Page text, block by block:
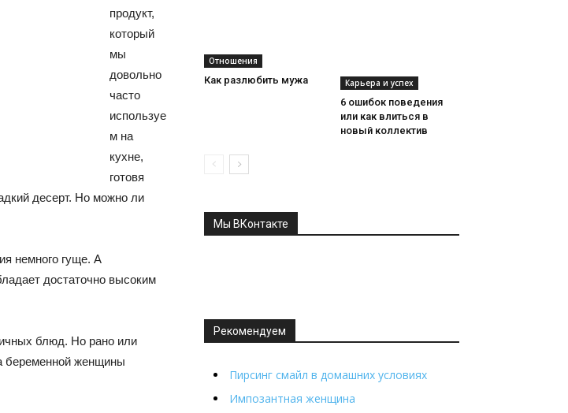
продукт,
который
мы
довольно
часто
используе
м на
кухне,
готовя
десерт. Но можно ли
немного гуще. А
достаточно высоким
блюд. Но рано или
беременной женщины
Отношения
Как разлюбить мужа Карьера и успех
6 ошибок поведения
или как влиться в
новый коллектив
Мы ВКонтакте
Рекомендуем
Пирсинг смайл в домашних условиях
Импозантная женщина